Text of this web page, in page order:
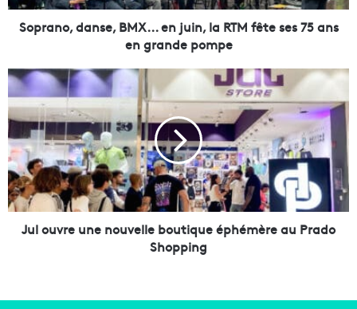
d
e
,
B
M
X
.
.
.
e
Soprano, danse, BMX... en juin, la RTM fête ses 75 ans
en grande pompe
J
u
l
o
u
v
r
e
u
Jul ouvre une nouvelle boutique éphémère au Prado
Shopping